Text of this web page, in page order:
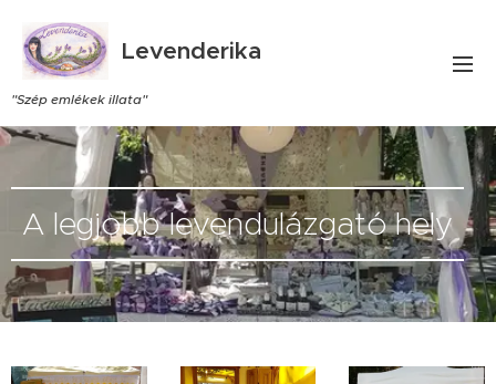
Levenderika
"Szép emlékek illata"
A legjobb levendulázgató hely